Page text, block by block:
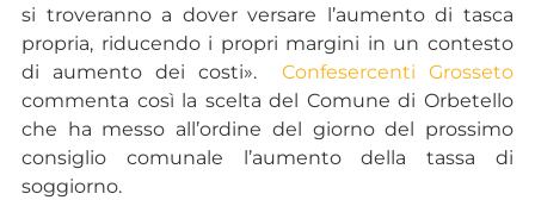
si troveranno a dover versare l’aumento di tasca
propria, riducendo i propri margini in un contesto
di aumento dei costi».Confesercenti Grosseto
commenta così la scelta del Comune di Orbetello
che ha messo all’ordine del giorno del prossimo
consiglio comunale l’aumento della tassa di
soggiorno.